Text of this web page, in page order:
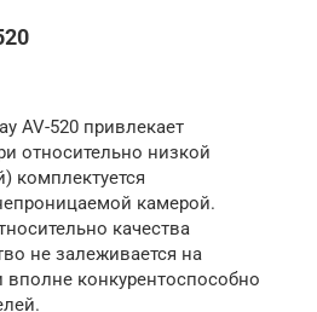
AV-520 привлекает
относительно низкой
комплектуется
камерой.
качества
не залеживается на
вполне конкурентоспособно